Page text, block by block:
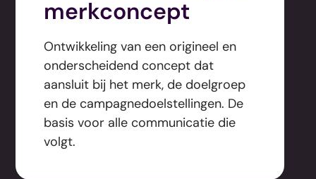
merkconcept
Ontwikkeling van een origineel en
onderscheidend concept dat
aansluit bij het merk, de doelgroep
en de campagnedoelstellingen. De
basis voor alle communicatie die
volgt.